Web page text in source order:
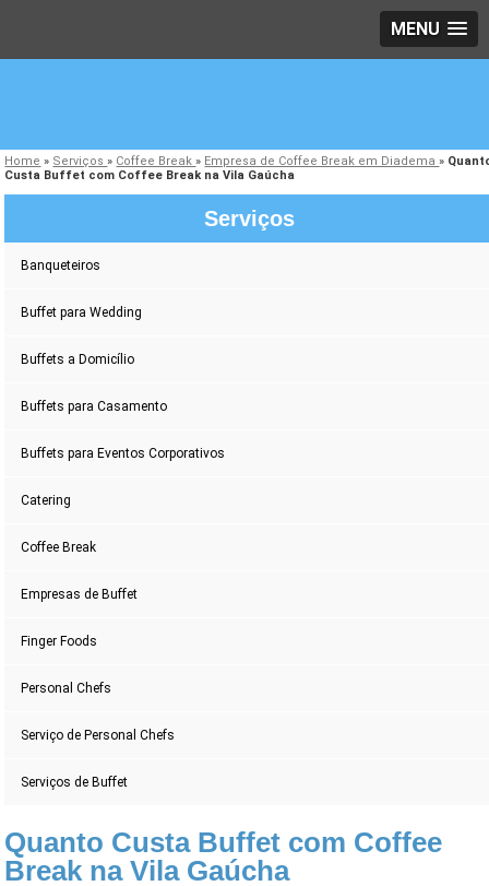
MENU
Home » Serviços» Coffee Break» Empresa de Coffee Break em Diadema»
Custa Buffet com Coffee Break na Vila Gaúcha
Serviços
Banqueteiros
Buffet para Wedding
Buffets a Domicílio
Buffets para Casamento
Buffets para Eventos Corporativos
Catering
Coffee Break
Empresas de Buffet
Finger Foods
Personal Chefs
Serviço de Personal Chefs
Serviços de Buffet
Quanto Custa Buffet com Coffee
Break na Vila Gaúcha